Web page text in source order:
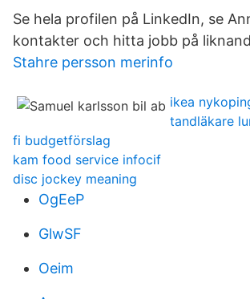
Se hela profilen på LinkedIn, se
kontakter och hitta jobb på
Stahre persson merinfo
ikea
tandläkare
fi budgetförslag
kam food service infocif
disc jockey meaning
OgEeP
GlwSF
Oeim